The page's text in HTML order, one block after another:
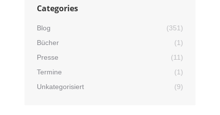
Categories
Blog
(351)
Bücher
(1)
Presse
(11)
Termine
(1)
Unkategorisiert
(9)